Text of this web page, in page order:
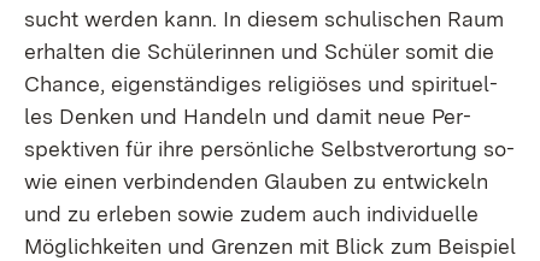
sucht wer­den kann. In die­sem schu­li­schen Raum
er­hal­ten die Schü­le­rin­nen und Schü­ler so­mit die
Chan­ce, ei­gen­stän­di­ges re­li­giö­ses und spi­ri­tu­el­
les Den­ken und Han­deln und da­mit neue Per­
spek­ti­ven für ih­re per­sön­li­che Selbst­ver­or­tung so­
wie ei­nen ver­bin­den­den Glau­ben zu ent­wi­ckeln
und zu er­le­ben so­wie zu­dem auch in­di­vi­du­el­le
Mög­lich­kei­ten und Gren­zen mit Blick zum Bei­spiel